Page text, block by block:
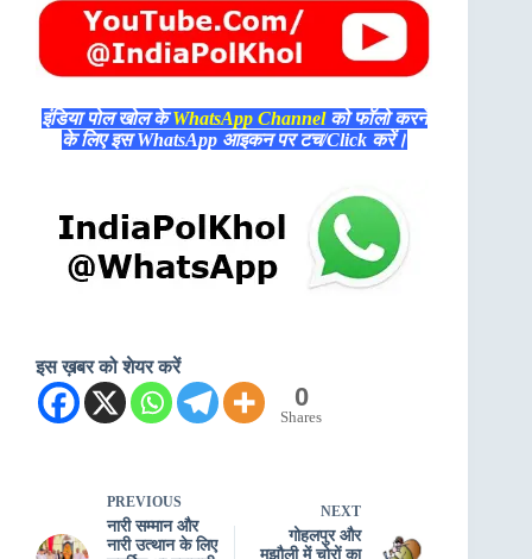
इंडिया पोल खोल केWhatsApp Channelको फॉलो करने
के लिए इस WhatsApp आइकन पर टच/Click करें।
इस ख़बर को शेयर करें
0
Shares
PREVIOUS
नारी सम्मान और
नारी उत्थान के लिए
NEXT
गोहलपुर और
मझौली में चोरों का